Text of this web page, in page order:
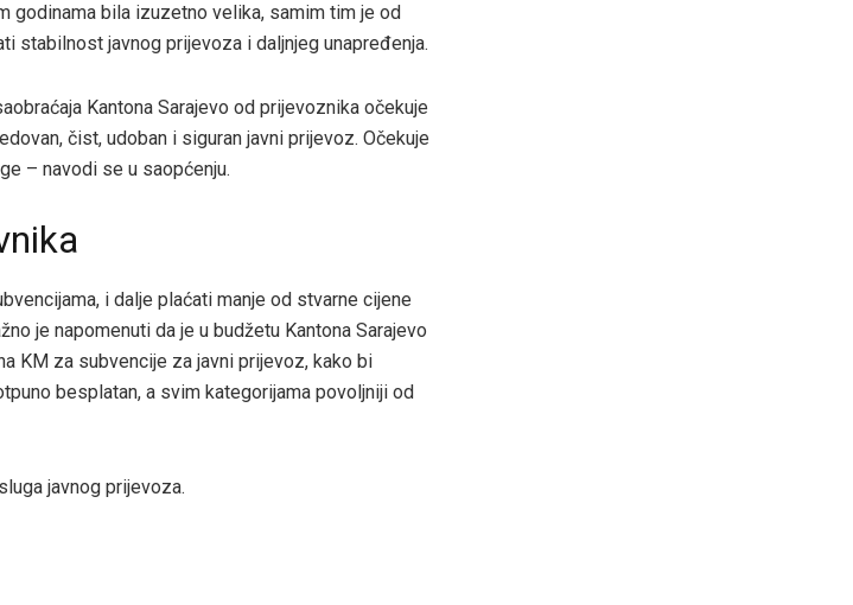
godinama bila izuzetno velika, samim tim je od
stabilnost javnog prijevoza i daljnjeg unapređenja.
Kantona Sarajevo od prijevoznika očekuje
čist, udoban i siguran javni prijevoz. Očekuje
– navodi se u saopćenju.
i dalje plaćati manje od stvarne cijene
je napomenuti da je u budžetu Kantona Sarajevo
KM za subvencije za javni prijevoz, kako bi
besplatan, a svim kategorijama povoljniji od
javnog prijevoza.